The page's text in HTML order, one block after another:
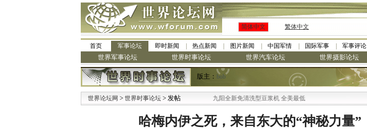
简体中文 繁体中文
首页 军事论坛 即时新闻 热点新闻 图片新闻 中国军情 国际军事 军事评论
世界军事论坛 世界时事论坛 世界汽车论坛 世界摄影论坛
版主： bob
世界论坛网 > 世界时事论坛 > 发帖
·九阳全新免清洗型豆浆机 全美最低
哈梅内伊之死，来自东大的“神秘力量”